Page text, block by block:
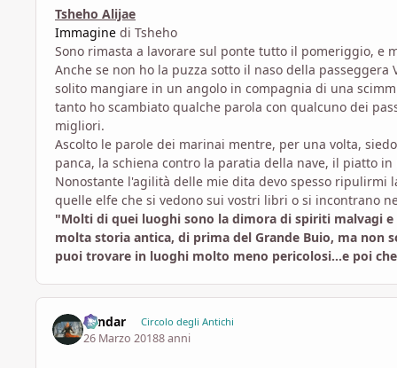
Tsheho Alijae
Immagine di Tsheho
Sono rimasta a lavorare sul ponte tutto il pomeriggio, e
Anche se non ho la puzza sotto il naso della
solito mangiare in un angolo in compagnia di una
tanto ho scambiato qualche parola con qualcuno dei
migliori.
Ascolto le parole dei marinai mentre, per una volta,
panca, la schiena contro la paratia della nave, il piatto
Nonostante l'agilità delle mie dita devo spesso ripulirmi
quelle elfe che si vedono sui vostri libri o si incontrano
"Molti di quei luoghi sono la dimora di spiriti malvagi
molta storia antica, di prima del Grande Buio, ma non
puoi trovare in luoghi molto meno pericolosi...e poi
Landar Circolo degli Antichi
26 Marzo 20188 anni